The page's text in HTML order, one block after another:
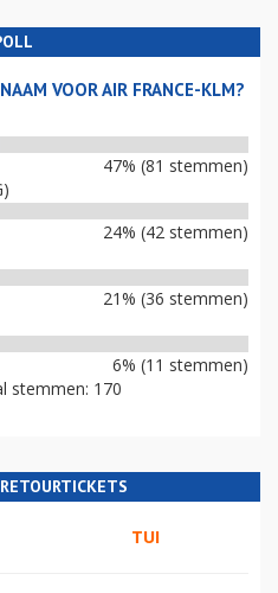
VOOR AIR FRANCE-KLM?
47% (81 stemmen)
24% (42 stemmen)
21% (36 stemmen)
6% (11 stemmen)
stemmen: 170
TUI